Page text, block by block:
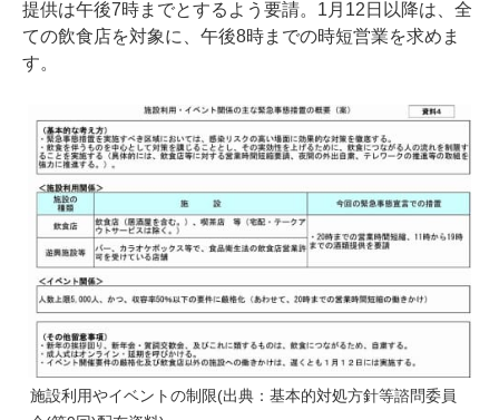
提供は午後7時までとするよう要請。1月12日以降は、全
ての飲食店を対象に、午後8時までの時短営業を求めま
す。
施設利用やイベントの制限(出典：基本的対処方針等諮問委員